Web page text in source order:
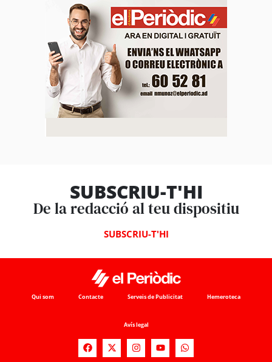
SUBSCRIU-T'HI
De la redacció al teu dispositiu
SUBSCRIU-T'HI
Qui som Contacte Serveis de Publicitat Hemeroteca
Avís legal